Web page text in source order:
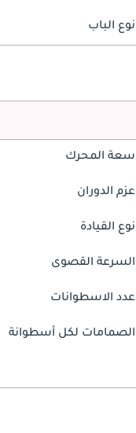
نوع الباب
سعة المحرك
عزم الدوران
نوع القيادة
السرعة القصوى
عدد الاسطوانات
الصمامات لكل أسطوانة